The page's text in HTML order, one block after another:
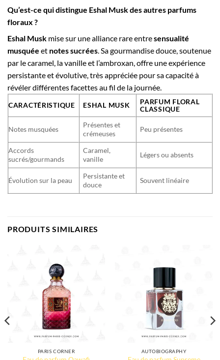
Qu’est-ce qui distingue Eshal Musk des autres parfums
floraux ?
Eshal Musk mise sur une alliance rare entresensualité
musquée et notes sucrées. Sa gourmandise douce, soutenue
par le caramel, la vanille et l’ambroxan, offre une expérience
persistante et évolutive, très appréciée pour sa capacité à
révéler différentes facettes au fil de la journée.
CARACTÉRISTIQUE ESHAL MUSK
PARFUM FLORAL
CLASSIQUE
Notes musquées
Présentes et
crémeuses
Peu présentes
Accords
sucrés/gourmands
Caramel,
vanille
Légers ou absents
Évolution sur la peau
Persistante et
douce
Souvent linéaire
PRODUITS SIMILAIRES
PARIS CORNER AUTOBIOGRAPHY